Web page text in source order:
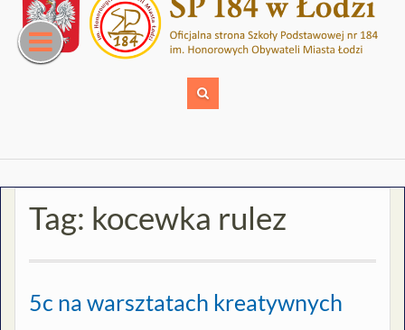
content
Tag: kocewka rulez
5c na warsztatach kreatywnych